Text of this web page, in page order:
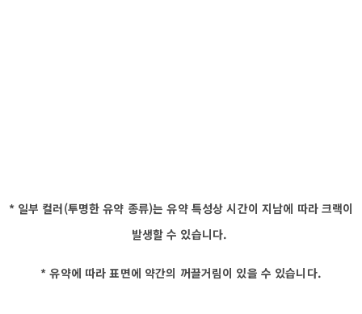
* 일부 컬러(투명한 유약 종류)는 유약 특성상 시간이 지남에 따라 크랙이
발생할 수 있습니다.
* 유약에 따라 표면에 약간의 꺼끌거림이 있을 수 있습니다.